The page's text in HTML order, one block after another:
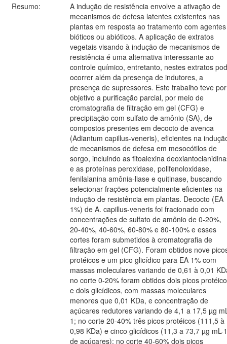
Resumo:
A indução de resistência envolve a ativação de
mecanismos de defesa latentes existentes nas
plantas em resposta ao tratamento com agentes
bióticos ou abióticos. A aplicação de extratos
vegetais visando à indução de mecanismos de
resistência é uma alternativa interessante ao
controle químico, entretanto, nestes extratos
ocorrer além da presença de indutores, a
presença de supressores. Este trabalho teve por
objetivo a purificação parcial, por meio de
cromatografia de filtração em gel (CFG) e
precipitação com sulfato de amônio (SA), de
compostos presentes em decocto de avenca
(Adiantum capillus-veneris), eficientes na
de mecanismos de defesa em mesocótilos de
sorgo, incluindo as fitoalexina
e as proteínas peroxidase, polifenoloxidase,
fenilalanina amônia-liase e quitinase, buscando
selecionar frações potencialmente eficientes na
indução de resistência em plantas. Decocto (EA
1%) de A. capillus-veneris foi fracionado com
concentrações de sulfato de amônio de 0-20%,
20-40%, 40-60%, 60-80% e 80-100% e esses
cortes foram submetidos à cromatografia de
filtração em gel (CFG). Foram obtidos nove
protéicos e um pico glicídico para EA 1% com
massas moleculares variando de 0,61 à 0,01
no corte 0-20% foram obtidos dois picos
e dois glicídicos, com massas moleculares
menores que 0,01 KDa, e concentração de
açúcares redutores variando de 4,1 a 17,5 µg
1; no corte 20-40% três picos protéicos (111,5 à
0,98 KDa) e cinco glicídicos (11,3 a 73,7 µg mL-1
de açúcares); no corte 40-60% dois picos